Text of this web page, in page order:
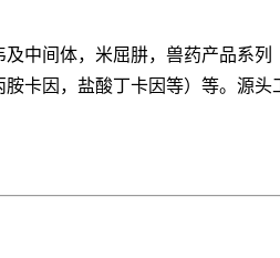
中间体，米屈肼，兽药产品系
卡因，盐酸丁卡因等）等。源头